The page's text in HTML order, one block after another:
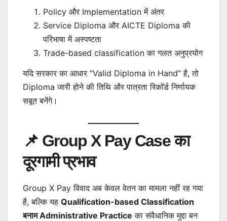
Policy और Implementation में अंतर
Service Diploma और AICTE Diploma की
परिभाषा में अस्पष्टता
Trade-based classification का गलत अनुप्रयोग
यदि सरकार का आधार “Valid Diploma in Hand” है, तो
Diploma जारी होने की तिथि और पात्रता रिकॉर्ड निर्णायक
सबूत बनेंगे।
📌 Group X Pay Case का
दूरगामी प्रभाव
Group X Pay विवाद अब केवल वेतन का मामला नहीं रह गया
है, बल्कि यह Qualification-based Classification
बनाम Administrative Practice का संवैधानिक मुद्दा बन